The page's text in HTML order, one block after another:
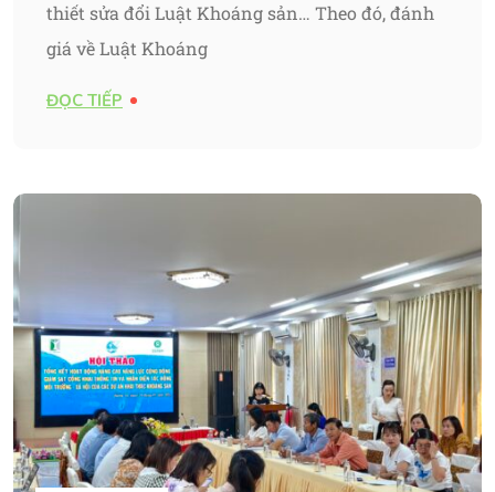
thiết sửa đổi Luật Khoáng sản… Theo đó, đánh
giá về Luật Khoáng
ĐỌC TIẾP